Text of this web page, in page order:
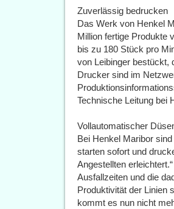
Zuverlässig bedrucken
Das Werk von Henkel
Million fertige Produkte
bis zu 180 Stück pro
von Leibinger bestückt,
Drucker sind im
Technische Leitung bei
Vollautomatischer
Bei Henkel Maribor
starten sofort und
Angestellten
Ausfallzeiten und die
Produktivität der Linien
kommt es nun nicht